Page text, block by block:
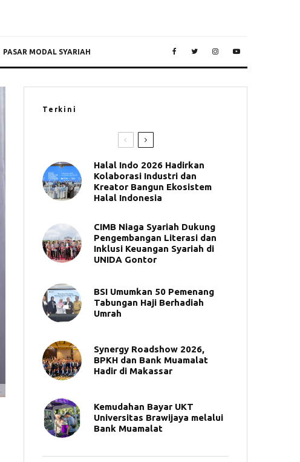
PASAR MODAL SYARIAH
Terkini
Halal Indo 2026 Hadirkan
Kolaborasi Industri dan
Kreator Bangun Ekosistem
Halal Indonesia
CIMB Niaga Syariah Dukung
Pengembangan Literasi dan
Inklusi Keuangan Syariah di
UNIDA Gontor
BSI Umumkan 50 Pemenang
Tabungan Haji Berhadiah
Umrah
Synergy Roadshow 2026,
BPKH dan Bank Muamalat
Hadir di Makassar
Kemudahan Bayar UKT
Universitas Brawijaya melalui
Bank Muamalat